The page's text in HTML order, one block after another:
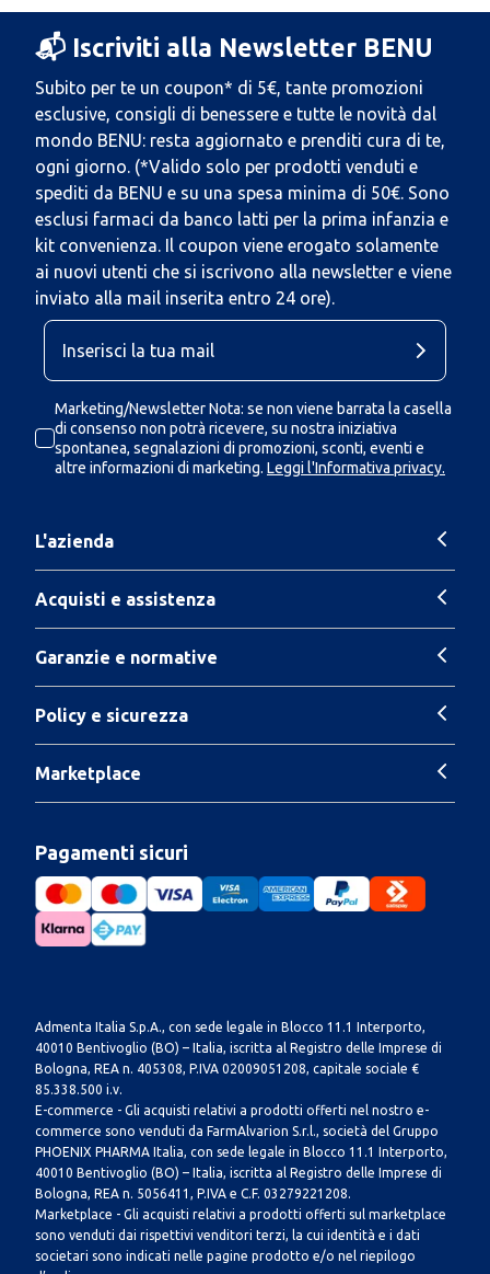
📬 Iscriviti alla Newsletter BENU
Subito per te un coupon* di 5€, tante promozioni
esclusive, consigli di benessere e tutte le novità dal
mondo BENU: resta aggiornato e prenditi cura di te,
ogni giorno. (*Valido solo per prodotti venduti e
spediti da BENU e su una spesa minima di 50€. Sono
esclusi farmaci da banco latti per la prima infanzia e
kit convenienza. Il coupon viene erogato solamente
ai nuovi utenti che si iscrivono alla newsletter e viene
inviato alla mail inserita entro 24 ore).
Marketing/Newsletter Nota: se non viene barrata la casella
di consenso non potrà ricevere, su nostra iniziativa
spontanea, segnalazioni di promozioni, sconti, eventi e
altre informazioni di marketing. Leggi l'Informativa privacy.
L'azienda
Acquisti e assistenza
Garanzie e normative
Policy e sicurezza
Marketplace
Pagamenti sicuri
Admenta Italia S.p.A., con sede legale in Blocco 11.1 Interporto,
40010 Bentivoglio (BO) – Italia, iscritta al Registro delle Imprese di
Bologna, REA n. 405308, P.IVA 02009051208, capitale sociale €
85.338.500 i.v.
E-commerce - Gli acquisti relativi a prodotti offerti nel nostro e-
commerce sono venduti da FarmAlvarion S.r.l., società del Gruppo
PHOENIX PHARMA Italia, con sede legale in Blocco 11.1 Interporto,
40010 Bentivoglio (BO) – Italia, iscritta al Registro delle Imprese di
Bologna, REA n. 5056411, P.IVA e C.F. 03279221208.
Marketplace - Gli acquisti relativi a prodotti offerti sul marketplace
sono venduti dai rispettivi venditori terzi, la cui identità e i dati
societari sono indicati nelle pagine prodotto e/o nel riepilogo